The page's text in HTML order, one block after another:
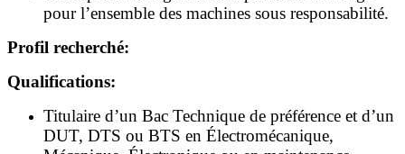
pour l’ensemble des machines sous responsabilité.
Profil recherché:
Qualifications:
Titulaire d’un Bac Technique de préférence et d’un
DUT, DTS ou BTS en Électromécanique,